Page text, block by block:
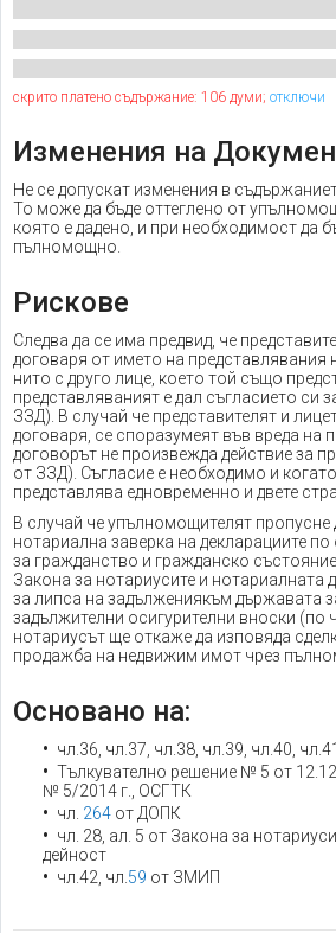
скрито платено съдържание: 106 думи; отключи
Изменения на
Не се допускат изменения в
То може да бъде оттеглено от
която е дадено, и при необходимост да
пълномощно.
Рискове
Следва да се има предвид, че
договаря от името на представлявания
нито с друго лице, което той също
представляваният е дал съгласието си
ЗЗД). В случай че представителят и
договаря, се споразумеят във вреда на
договорът не произвежда действие за
от ЗЗД). Съгласие е необходимо и
представлява едновременно и двете
В случай че упълномощителят пропусне
нотариална заверка на декларациите
за гражданство и гражданско
Закона за нотариусите и нотариалната
за липса на задължениякъм държавата
задължителни осигурителни вноски (по
нотариусът ще откаже да изповяда
продажба на недвижим имот чрез
Основано на:
чл.36, чл.37, чл.38, чл.39, чл.40,
Тълкувателно решение № 5 от
№ 5/2014 г., ОСГТК
чл. 264 от ДОПК
чл. 28, ал. 5 от Закона за
дейност
чл.42, чл. 59 от ЗМИП